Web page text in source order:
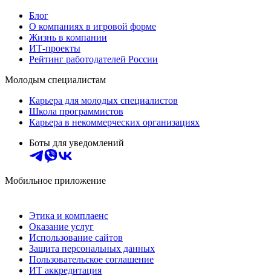
Блог
О компаниях в игровой форме
Жизнь в компании
ИТ-проекты
Рейтинг работодателей России
Молодым специалистам
Карьера для молодых специалистов
Школа программистов
Карьера в некоммерческих организациях
Боты для уведомлений
Мобильное приложение
Этика и комплаенс
Оказание услуг
Использование сайтов
Защита персональных данных
Пользовательское соглашение
ИТ аккредитация